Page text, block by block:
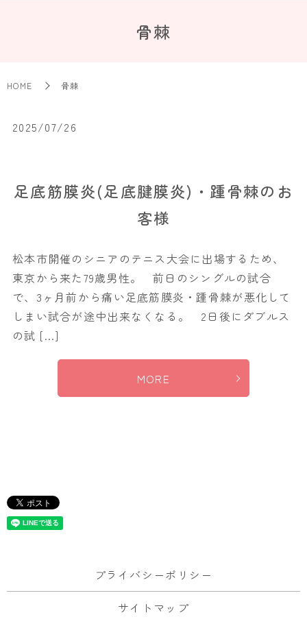
骨棘
HOME 骨棘
2025/07/26
足底筋膜炎(足底腱膜炎)・踵骨棘のお
客様
松本市開催のシニアのテニス大会に出場するため、
東京から来た79歳男性。 前日のシングルの試合
で、3ヶ月前から痛い足底筋膜炎・踵骨棘が悪化して
しまい試合が途中出来なくなる。 2日後にダブルス
の試 […]
MORE
プライバシーポリシー
サイトマップ